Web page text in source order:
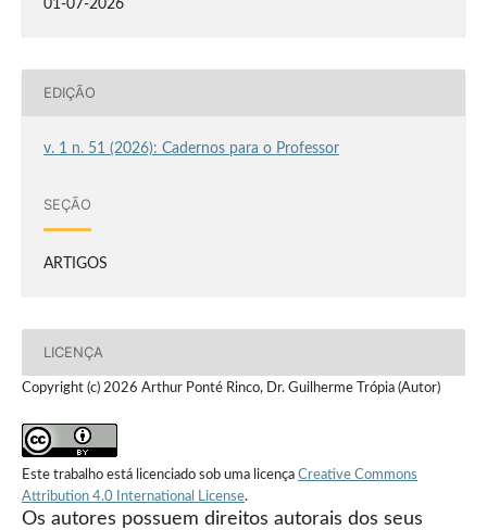
01-07-2026
EDIÇÃO
v. 1 n. 51 (2026): Cadernos para o Professor
SEÇÃO
ARTIGOS
LICENÇA
Copyright (c) 2026 Arthur Ponté Rinco, Dr. Guilherme Trópia (Autor)
Este trabalho está licenciado sob uma licença Creative Commons
Attribution 4.0 International License.
Os autores possuem direitos autorais dos seus